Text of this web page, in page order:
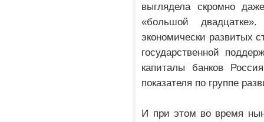
выглядела скромно
«большой
экономически развитых
государственной
капиталы банков
показателя по группе
И при этом во время